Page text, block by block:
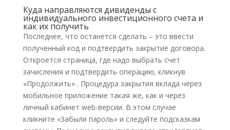
Куда направляются дивиденды с
индивидуального инвестиционного счета и
как их получить
Последнее, что останется сделать – это ввести
полученный код и подтвердить закрытие договора.
Откроется страница, где надо выбрать счет
зачисления и подтвердить операцию, кликнув
«Продолжить» . Процедура закрытия вклада через
мобильное приложение такая же, как и через
личный кабинет web-версии. В этом случае
кликните «Забыли пароль» и следуйте подсказкам